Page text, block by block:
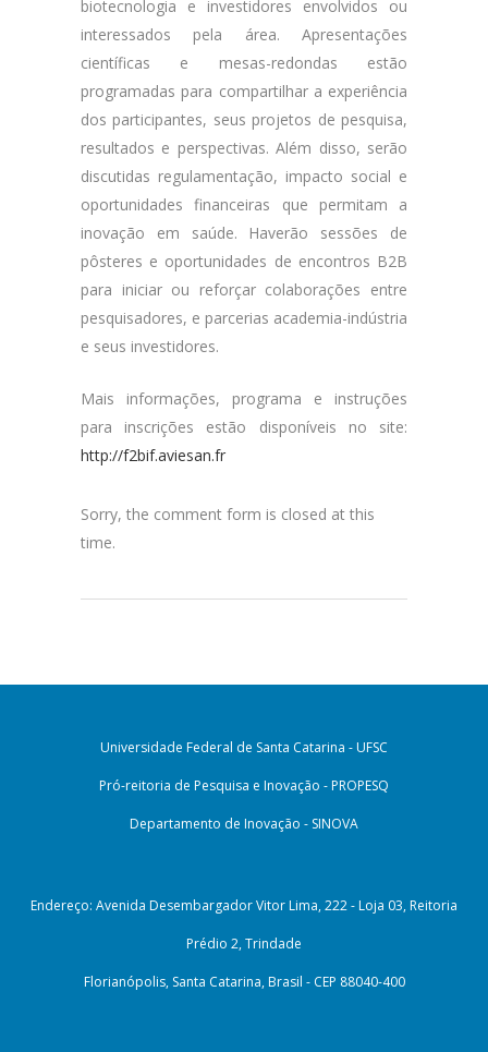
biotecnologia e investidores envolvidos ou
interessados ​​pela área. Apresentações
científicas e mesas-redondas estão
programadas para compartilhar a experiência
dos participantes, seus projetos de pesquisa,
resultados e perspectivas. Além disso, serão
discutidas regulamentação, impacto social e
oportunidades financeiras que permitam a
inovação em saúde. Haverão sessões de
pôsteres e oportunidades de encontros B2B
para iniciar ou reforçar colaborações entre
pesquisadores, e parcerias academia-indústria
e seus investidores.
Mais informações, programa e instruções
para inscrições estão disponíveis no site:
http://f2bif.aviesan.fr
Sorry, the comment form is closed at this
time.
Universidade Federal de Santa Catarina - UFSC
Pró-reitoria de Pesquisa e Inovação - PROPESQ
Departamento de Inovação - SINOVA
Endereço: Avenida Desembargador Vitor Lima, 222 - Loja 03, Reitoria
Prédio 2, Trindade
Florianópolis, Santa Catarina, Brasil - CEP 88040-400